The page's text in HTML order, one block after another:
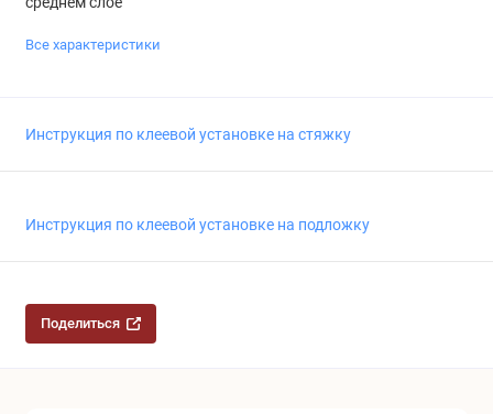
Все характеристики
Поделиться
Инструкция по клеевой установке на стяжку
Инструкция по клеевой установке на подложку